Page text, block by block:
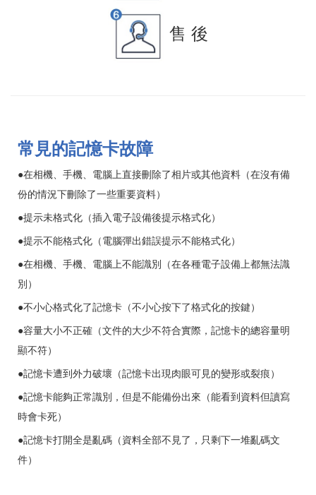
售 後
常見的記憶卡故障
●在相機、手機、電腦上直接刪除了相片或其他資料（在沒有備
份的情況下刪除了一些重要資料）
●提示未格式化（插入電子設備後提示格式化）
●提示不能格式化（電腦彈出錯誤提示不能格式化）
●在相機、手機、電腦上不能識別（在各種電子設備上都無法識
別）
●不小心格式化了記憶卡（不小心按下了格式化的按鍵）
●容量大小不正確（文件的大少不符合實際，記憶卡的總容量明
顯不符）
●記憶卡遭到外力破壞（記憶卡出現肉眼可見的變形或裂痕）
●記憶卡能夠正常識別，但是不能備份出來（能看到資料但讀寫
時會卡死）
●記憶卡打開全是亂碼（資料全部不見了，只剩下一堆亂碼文
件）